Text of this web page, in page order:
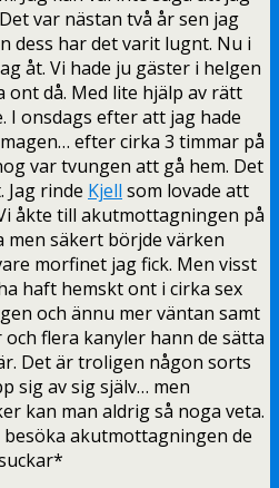
var nästan två år sen jag
dess har det varit lugnt. Nu i
åt. Vi hade ju gäster i helgen
ont då. Med lite hjälp av rätt
I onsdags efter att jag hade
efter cirka 3 timmar på
var tvungen att gå hem. Det
rinde Kjell som lovade att
åkte till akutmottagningen på
men säkert börjde värken
morfinet jag fick. Men visst
haft hemskt ont i cirka sex
och ännu mer väntan samt
flera kanyler hann de sätta
Det är troligen någon sorts
sig av sig själv… men
kan man aldrig så noga veta.
akutmottagningen de